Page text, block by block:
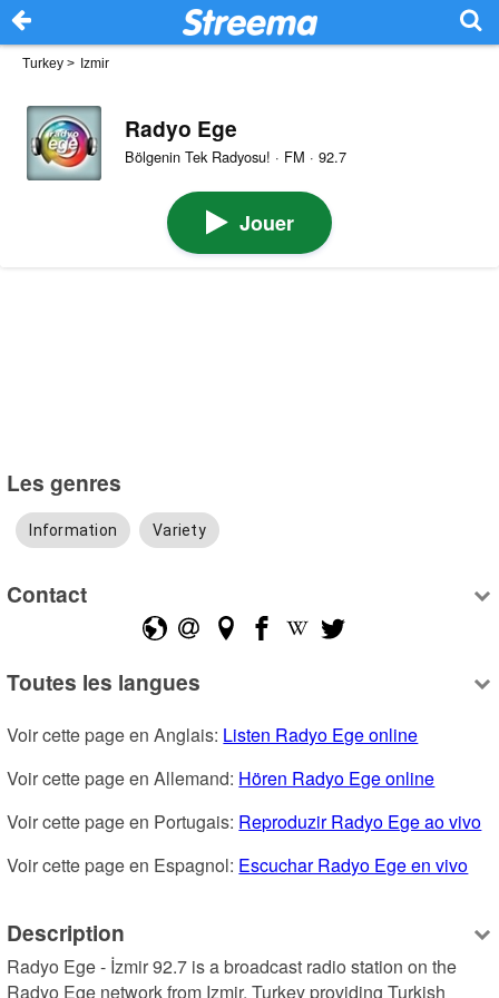
Turkey > Izmir
Radyo Ege
Bölgenin Tek Radyosu! · FM · 92.7
Jouer
Les genres
Information Variety
Contact
Toutes les langues
Voir cette page en Anglais: Listen Radyo Ege online
Voir cette page en Allemand: Hören Radyo Ege online
Voir cette page en Portugais: Reproduzir Radyo Ege ao vivo
Voir cette page en Espagnol: Escuchar Radyo Ege en vivo
Description
Radyo Ege - İzmir 92.7 is a broadcast radio station on the
Radyo Ege network from Izmir, Turkey providing Turkish